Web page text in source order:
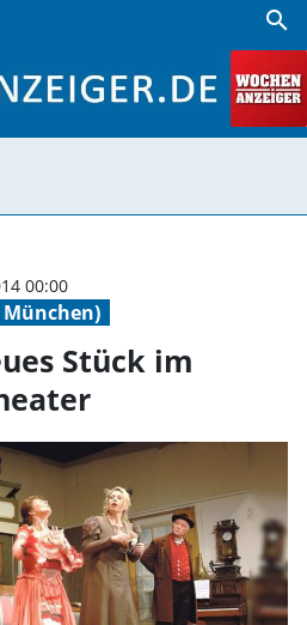
search
00:00
Stück im